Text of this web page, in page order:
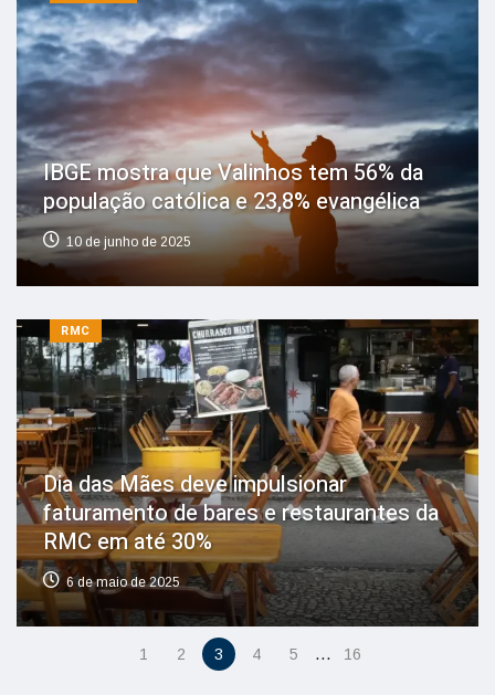
IBGE mostra que Valinhos tem 56% da
população católica e 23,8% evangélica
10 de junho de 2025
RMC
Dia das Mães deve impulsionar
faturamento de bares e restaurantes da
RMC em até 30%
6 de maio de 2025
1 2 3 4 5 … 16